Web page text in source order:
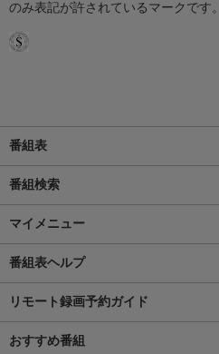
のみ表記が許されているマークです。
番組表
番組検索
マイメニュー
番組表ヘルプ
リモート録画予約ガイド
おすすめ番組